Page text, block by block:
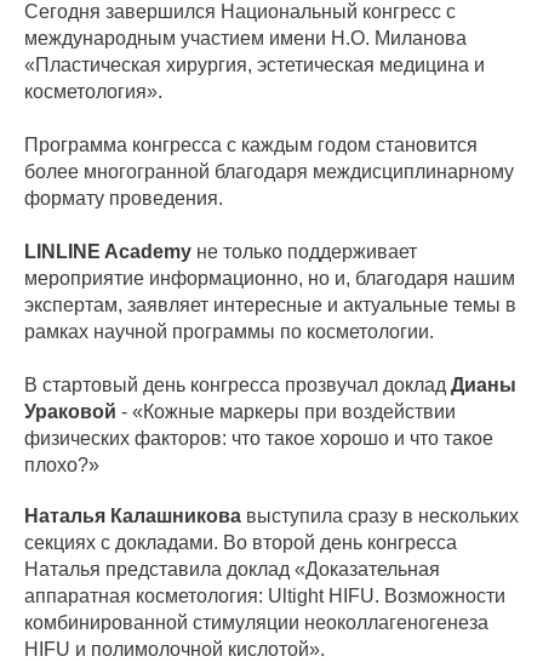
Сегодня завершился Национальный конгресс с
международным участием имени Н.О. Миланова
«Пластическая хирургия, эстетическая медицина и
косметология».
Программа конгресса с каждым годом становится
более многогранной благодаря междисциплинарному
формату проведения.
LINLINE Academy не только поддерживает
мероприятие информационно, но и, благодаря нашим
экспертам, заявляет интересные и актуальные темы в
рамках научной программы по косметологии.
В стартовый день конгресса прозвучал доклад Дианы
Ураковой - «Кожные маркеры при воздействии
физических факторов: что такое хорошо и что такое
плохо?»
Наталья Калашникова выступила сразу в нескольких
секциях с докладами. Во второй день конгресса
Наталья представила доклад «Доказательная
аппаратная косметология: Ultight НIFU. Возможности
комбинированной стимуляции неоколлагеногенеза
HIFU и полимолочной кислотой».